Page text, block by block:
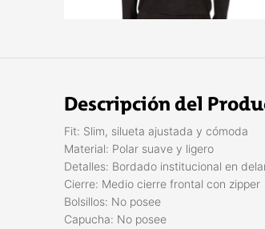
Descripción del
Fit: Slim, silueta ajustada y cómoda
Material: Polar suave y ligero
Detalles: Bordado institucional en
Cierre: Medio cierre frontal con zipper
Bolsillos: No posee
Capucha: No posee